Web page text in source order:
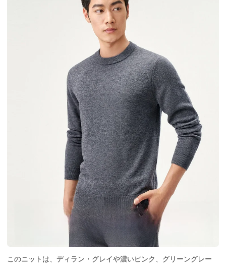
このニットは、ディラン・グレイや濃いピンク、グリーングレー